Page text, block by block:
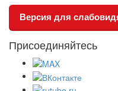
Версия для
Присоединяйтесь